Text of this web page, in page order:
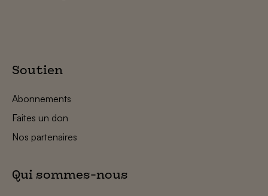
Soutien
Abonnements
Faites un don
Nos partenaires
Qui sommes-nous